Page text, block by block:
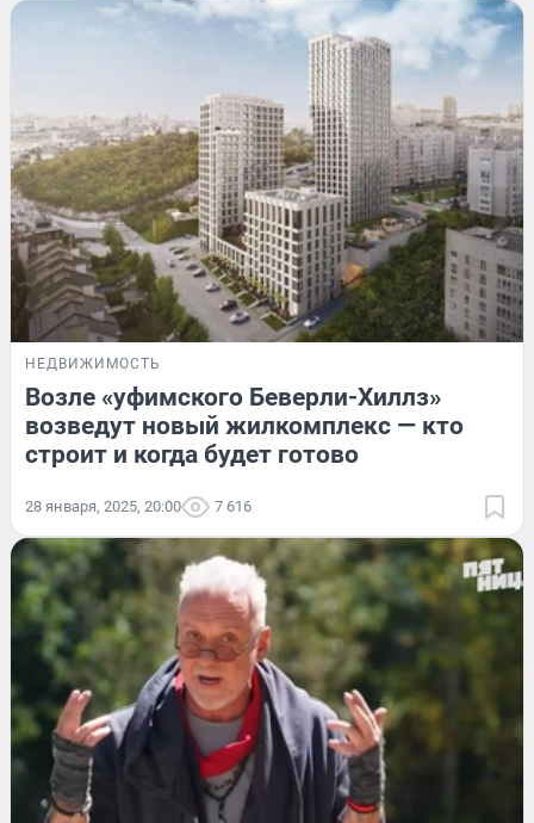
НЕДВИЖИМОСТЬ
Возле «уфимского Беверли-Хиллз»
возведут новый жилкомплекс — кто
строит и когда будет готово
28 января, 2025, 20:00 7 616